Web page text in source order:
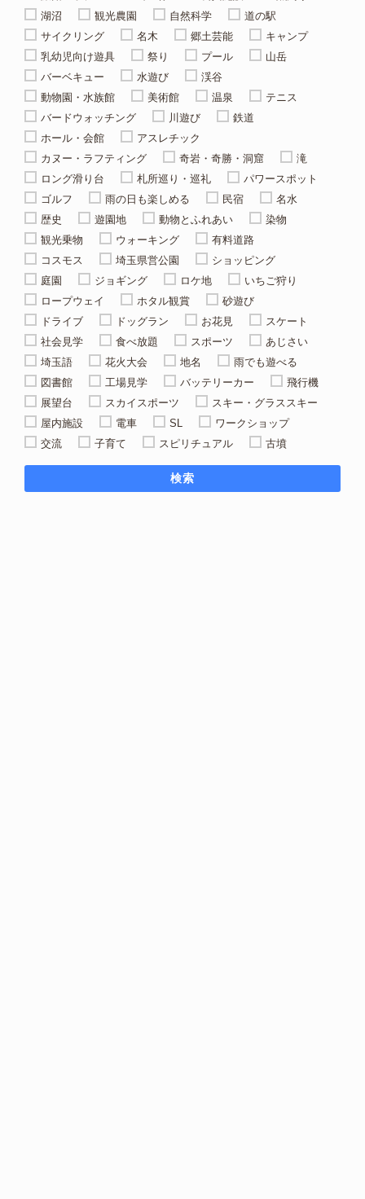
湖沼
観光農園 自然科学
道の駅
サイクリング
名木 郷土芸能
キャンプ
乳幼児向け遊具
祭り プール
山岳
バーベキュー
水遊び
渓谷
動物園・水族館
美術館 温泉
テニス
バードウォッチング
川遊び
鉄道
ホール・会館
アスレチック
カヌー・ラフティング
奇岩・奇勝・洞窟
滝
ロング滑り台
札所巡り・巡礼
パワースポット
ゴルフ
雨の日も楽しめる 民宿
名水
歴史
遊園地 動物とふれあい
染物
観光乗物
ウォーキング
有料道路
コスモス
埼玉県営公園
ショッピング
庭園
ジョギング ロケ地
いちご狩り
ロープウェイ
ホタル観賞
砂遊び
ドライブ
ドッグラン お花見
スケート
社会見学
食べ放題 スポーツ
あじさい
埼玉語
花火大会 地名
雨でも遊べる
図書館
工場見学 バッテリーカー
飛行機
展望台
スカイスポーツ
スキー・グラススキー
屋内施設
電車 SL
ワークショップ
交流
子育て スピリチュアル 古墳
検索